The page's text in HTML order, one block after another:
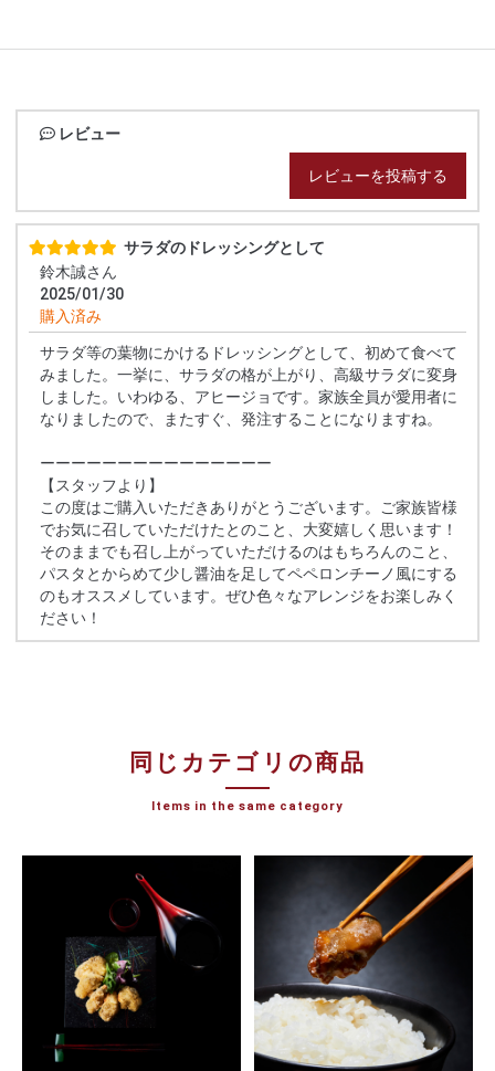
レビュー
レビューを投稿する
サラダのドレッシングとして
鈴木誠さん
2025/01/30
購入済み
サラダ等の葉物にかけるドレッシングとして、初めて食べて
みました。一挙に、サラダの格が上がり、高級サラダに変身
しました。いわゆる、アヒージョです。家族全員が愛用者に
なりましたので、またすぐ、発注することになりますね。
ーーーーーーーーーーーーーーー
【スタッフより】
この度はご購入いただきありがとうございます。ご家族皆様
でお気に召していただけたとのこと、大変嬉しく思います！
そのままでも召し上がっていただけるのはもちろんのこと、
パスタとからめて少し醤油を足してペペロンチーノ風にする
のもオススメしています。ぜひ色々なアレンジをお楽しみく
ださい！
同じカテゴリの商品
Items in the same category